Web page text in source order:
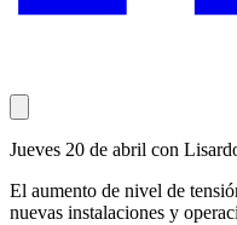
Jueves 20 de abril con
El aumento de nivel de
nuevas instalaciones y